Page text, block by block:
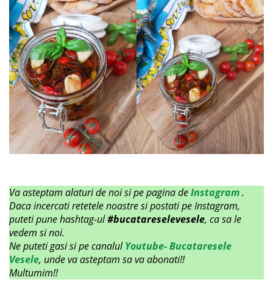
Va asteptam alaturi de noi si pe pagina deInstagram.
Daca incercati retetele noastre si postati pe Instagram,
puteti pune hashtag-ul#bucatareselevesele, ca sa le
vedem si noi.
Ne puteti gasi si pe canalulYoutube- Bucataresele
Vesele, unde va asteptam sa va abonati!!
Multumim!!